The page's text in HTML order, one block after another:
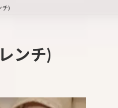
チ)
ンチ)